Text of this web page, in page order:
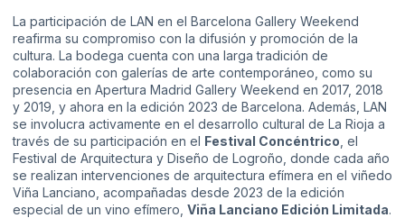
La participación de LAN en el Barcelona Gallery Weekend
reafirma su compromiso con la difusión y promoción de la
cultura. La bodega cuenta con una larga tradición de
colaboración con galerías de arte contemporáneo, como su
presencia en Apertura Madrid Gallery Weekend en 2017, 2018
y 2019, y ahora en la edición 2023 de Barcelona. Además, LAN
se involucra activamente en el desarrollo cultural de La Rioja a
través de su participación en el Festival Concéntrico , el
Festival de Arquitectura y Diseño de Logroño, donde cada año
se realizan intervenciones de arquitectura efímera en el viñedo
Viña Lanciano, acompañadas desde 2023 de la edición
especial de un vino efímero, Viña Lanciano Edición Limitada.